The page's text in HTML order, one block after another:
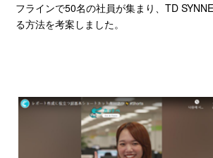
フラインで50名の社員が集まり、TD
る方法を考案しました。